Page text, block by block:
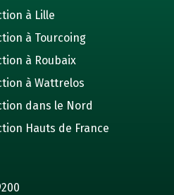
à Lille
à Tourcoing
à Roubaix
à Wattrelos
dans le Nord
Hauts de France